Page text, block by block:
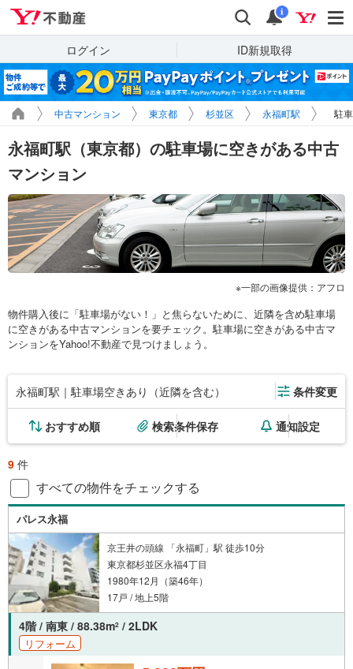
検索 通知
i
ログイン ID新規取得
中古マンション 東京都 杉並区 永福町駅 駐
永福町駅（東京都）の駐車場に空きがある中古
マンション
一部の画像提供：アフロ
物件購入後に「駐車場がない！」と焦らないために、近隣を含め駐車場
に空きがある中古マンションを要チェック。駐車場に空きがある中古マ
ンションをYahoo!不動産で見つけましょう。
永福町駅｜駐車場空きあり（近隣を含む） 条件変更
おすすめ順 検索条件保存 通知設定
9 件
すべての物件をチェックする
パレス永福
京王井の頭線 「永福町」駅 徒歩10分
東京都杉並区永福4丁目
1980年12月（築46年）
17戸 / 地上5階
4階 / 南東 / 88.38m2 / 2LDK
リフォーム